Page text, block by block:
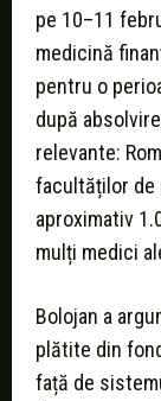
pe 10–11
medicină
pentru o
după
relevante:
facultăților de
aproximativ
mulți medici
Bolojan a
plătite din
față de